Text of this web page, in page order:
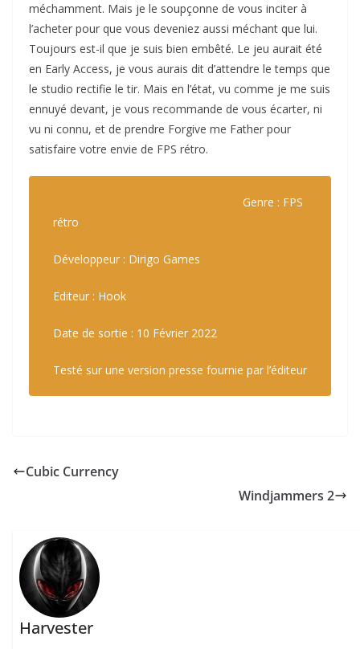
méchamment. Mais je le soupçonne de vous inciter à
l’acheter pour que vous deveniez aussi méchant que lui.
Toujours est-il que je suis bien embêté. Le jeu aurait été
en Early Access, je vous aurais dit d’attendre le temps que
le studio rectifie le tir. Mais en l’état, vu comme je me suis
ennuyé devant, je vous recommande de vous écarter, ni
vu ni connu, et de prendre Forgive me Father pour
satisfaire votre envie de FPS rétro.
Genre : FPS
rétro
Développeur : Dirigo Games
Editeur : Hook
Date de sortie : 10 Février 2022
Testé sur une version presse fournie par l’éditeur
Cubic Currency
Windjammers 2
Harvester